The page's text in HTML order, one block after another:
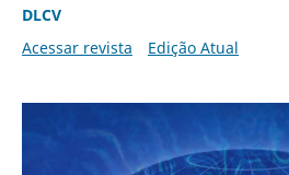
DLCV
Acessar revista
Edição Atual